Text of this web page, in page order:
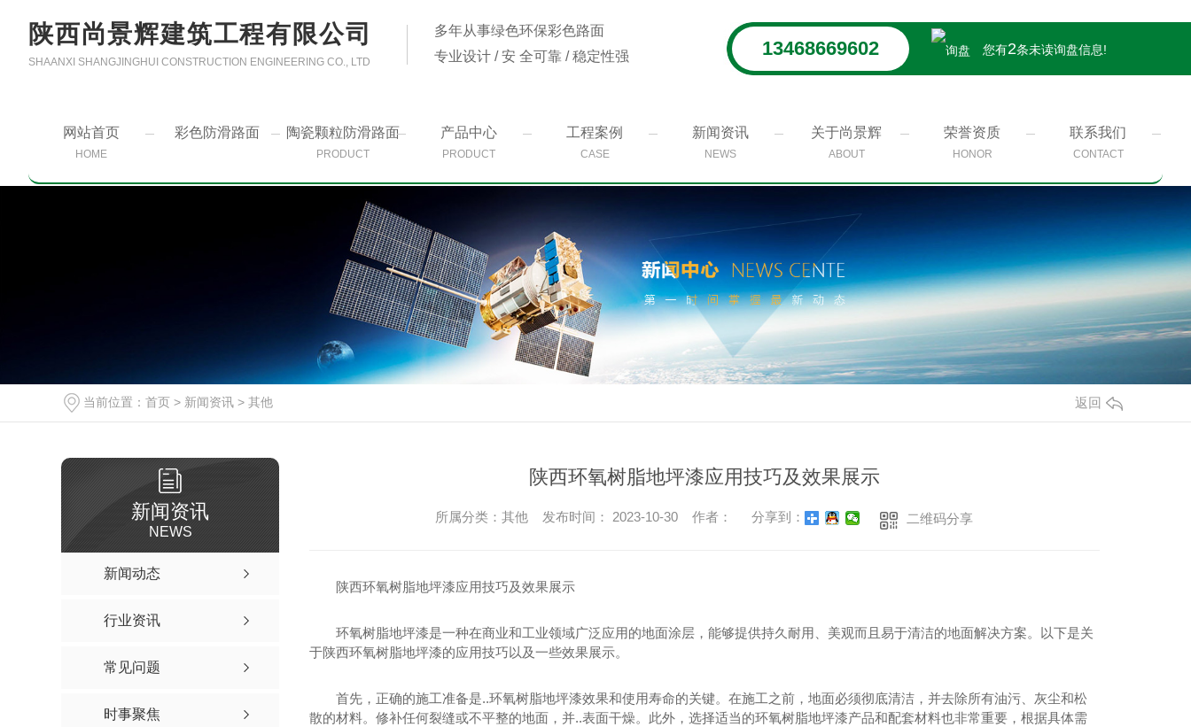
陕西尚景辉建筑工程有限公司
SHAANXI SHANGJINGHUI CONSTRUCTION ENGINEERING CO., LTD
多年从事绿色环保彩色路面
专业设计 / 安 全可靠 / 稳定性强
13468669602 您有2条未读询盘信息!
网站首页
HOME
彩色防滑路面 陶瓷颗粒防滑路面
PRODUCT
产品中心
PRODUCT
工程案例
CASE
新闻资讯
NEWS
关于尚景辉
ABOUT
荣誉资质
HONOR
联系我们
CONTACT
当前位置： 首页 > 新闻资讯 > 其他 返回
新闻资讯
NEWS
新闻动态
行业资讯
常见问题
时事聚焦
陕西环氧树脂地坪漆应用技巧及效果展示
所属分类：其他 发布时间： 2023-10-30 作者： 分享到： 二维码分享
陕西环氧树脂地坪漆应用技巧及效果展示
环氧树脂地坪漆是一种在商业和工业领域广泛应用的地面涂层，能够提供持久耐用、美观而且易于清洁的地面解决方案。以下是关
于陕西环氧树脂地坪漆的应用技巧以及一些效果展示。
首先，正确的施工准备是..环氧树脂地坪漆效果和使用寿命的关键。在施工之前，地面必须彻底清洁，并去除所有油污、灰尘和松
散的材料。修补任何裂缝或不平整的地面，并..表面干燥。此外，选择适当的环氧树脂地坪漆产品和配套材料也非常重要，根据具体需